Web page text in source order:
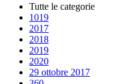
Tutte le categorie
1019
2017
2018
2019
2020
29 ottobre 2017